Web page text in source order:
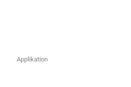
Applikation